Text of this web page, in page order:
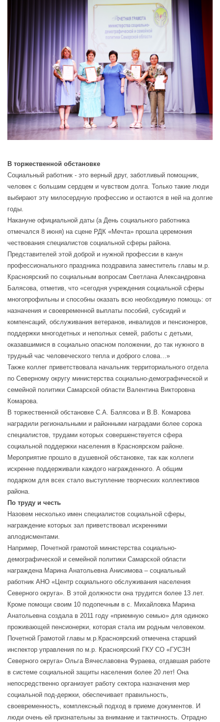
В торжественной обстановке
Социальный работник - это верный друг, заботливый помощник,
человек с большим сердцем и чувством долга. Только такие люди
выбирают эту милосердную профессию и остаются в ней на долгие
годы.
Накануне официальной даты (а День социального работника
отмечался 8 июня) на сцене РДК «Мечта» прошла церемония
чествования специалистов социальной сферы района.
Представителей этой доброй и нужной профессии в канун
профессионального праздника поздравила заместитель главы м.р.
Красноярский по социальным вопросам Светлана Александровна
Балясова, отметив, что «сегодня учреждения социальной сферы
многопрофильны и способны оказать всю необходимую помощь: от
назначения и своевременной выплаты пособий, субсидий и
компенсаций, обслуживания ветеранов, инвалидов и пенсионеров,
поддержки многодетных и неполных семей, работы с детьми,
оказавшимися в социально опасном положении, до так нужного в
трудный час человеческого тепла и доброго слова…»
Также коллег приветствовала начальник территориального отдела
по Северному округу министерства социально-демографической и
семейной политики Самарской области Валентина Викторовна
Комарова.
В торжественной обстановке С.А. Балясова и В.В. Комарова
наградили региональными и районными наградами более сорока
специалистов, трудами которых совершенствуется сфера
социальной поддержки населения в Красноярском районе.
Мероприятие прошло в душевной обстановке, так как коллеги
искренне поддерживали каждого награжденного. А общим
подарком для всех стало выступление творческих коллективов
района.
По труду и честь
Назовем несколько имен специалистов социальной сферы,
награждение которых зал приветствовал искренними
аплодисментами.
Например, Почетной грамотой министерства социально-
демографической и семейной политики Самарской области
награждена Марина Анатольевна Анисимова – социальный
работник АНО «Центр социального обслуживания населения
Северного округа». В этой должности она трудится более 13 лет.
Кроме помощи своим 10 подопечным в с. Михайловка Марина
Анатольевна создала в 2011 году «приемную семью» для одиноко
проживающей пенсионерки, которая стала им родным человеком.
Почетной Грамотой главы м.р.Красноярский отмечена старший
инспектор управления по м.р. Красноярский ГКУ СО «ГУСЗН
Северного округа» Ольга Вячеславовна Фураева, отдавшая работе
в системе социальной защиты населения более 20 лет! Она
непосредственно организует работу сектора назначения мер
социальной под-держки, обеспечивает правильность,
своевременность, комплексный подход в приеме документов. И
люди очень ей признательны за внимание и тактичность. Отрадно